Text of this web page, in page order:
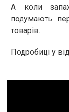
А коли
подумають
товарів.
Подробиці у